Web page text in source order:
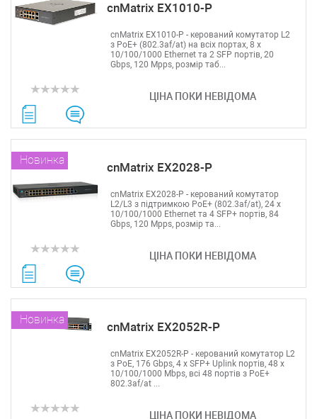
cnMatrix EX1010-P
ЦІНА ПОКИ НЕВІДОМА
cnMatrix EX1010-P - керований комутатор L2
з PoE+ (802.3af/at) на всіх портах, 8 х
10/100/1000 Ethernet та 2 SFP портів, 20
Gbps, 120 Mpps, розмір таб...
cnMatrix EX2028-P
Новинка
ЦІНА ПОКИ НЕВІДОМА
cnMatrix EX2028-P - керований комутатор
L2/L3 з підтримкою PoE+ (802.3af/at), 24 х
10/100/1000 Ethernet та 4 SFP+ портів, 84
Gbps, 120 Mpps, розмір та...
cnMatrix EX2052R-P
Новинка
ЦІНА ПОКИ НЕВІДОМА
cnMatrix EX2052R-P - керований комутатор L2
з PoE, 176 Gbps, 4 x SFP+ Uplink портів, 48 х
10/100/1000 Mbps, всі 48 портів з PoE+
802.3af/at ...